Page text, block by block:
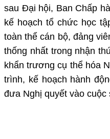
sau Đại hội, Ban Chấp
kế hoạch tổ chức học
toàn thể cán bộ, đảng
thống nhất trong nhận
khẩn trương cụ thể hóa
trình, kế hoạch hành
đưa Nghị quyết vào cuộc